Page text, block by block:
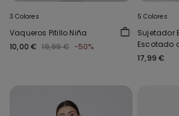
3 Colores
Vaqueros Pitillo Niña
10,00 € 19,99 € -50%
5 Colores
Sujetador
Escotado
Microfibra
17,99 €